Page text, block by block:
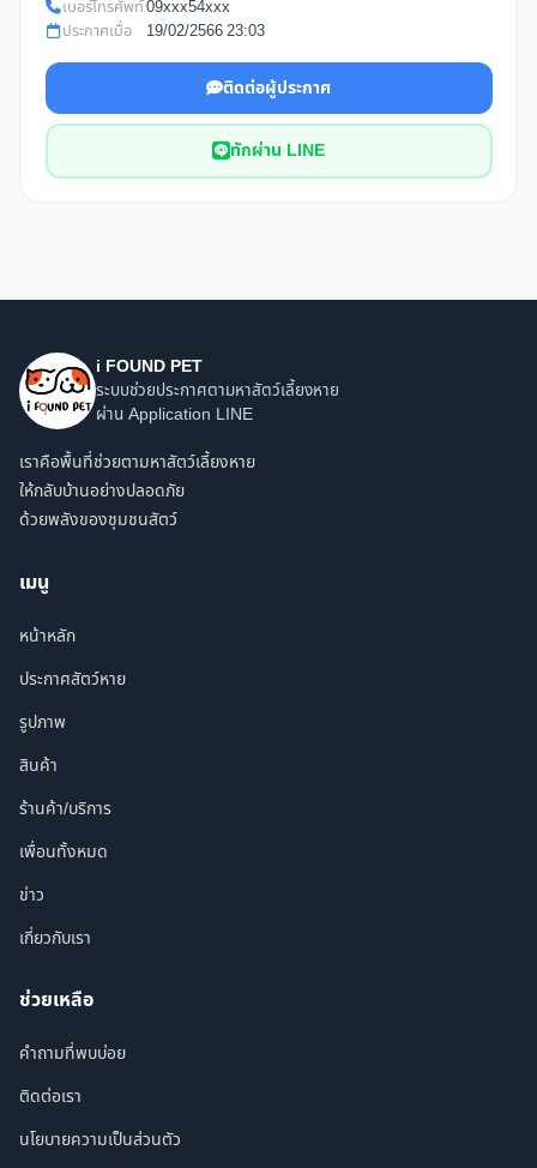
เบอร์โทรศัพท์09xxx54xxx
ประกาศเมื่อ
19/02/2566 23:03
ติดต่อผู้ประกาศ
ทักผ่าน LINE
i FOUND PET
ระบบช่วยประกาศตามหาสัตว์เลี้ยงหาย
ผ่าน Application LINE
เราคือพื้นที่ช่วยตามหาสัตว์เลี้ยงหาย
ให้กลับบ้านอย่างปลอดภัย
ด้วยพลังของชุมชนสัตว์
เมนู
หน้าหลัก
ประกาศสัตว์หาย
รูปภาพ
สินค้า
ร้านค้า/บริการ
เพื่อนทั้งหมด
ข่าว
เกี่ยวกับเรา
ช่วยเหลือ
คำถามที่พบบ่อย
ติดต่อเรา
นโยบายความเป็นส่วนตัว